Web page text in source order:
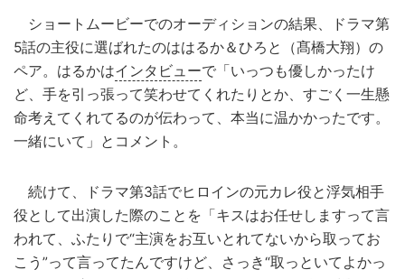
ショートムービーでのオーディションの結果、ドラマ第
5話の主役に選ばれたのははるか＆ひろと（髙橋大翔）の
ペア。はるかはインタビューで「いっつも優しかったけ
ど、手を引っ張って笑わせてくれたりとか、すごく一生懸
命考えてくれてるのが伝わって、本当に温かかったです。
一緒にいて」とコメント。
続けて、ドラマ第3話でヒロインの元カレ役と浮気相手
役として出演した際のことを「キスはお任せしますって言
われて、ふたりで“主演をお互いとれてないから取ってお
こう”って言ってたんですけど、さっき“取っといてよかっ